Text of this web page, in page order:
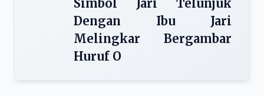
Simbol Jari Telunjuk
Dengan Ibu Jari
Melingkar Bergambar
Huruf O